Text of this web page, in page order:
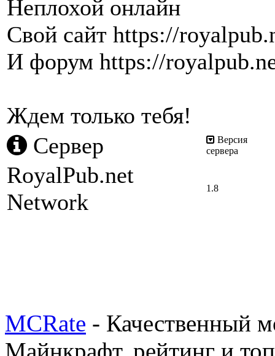
Неплохой онлайн
Свой сайт https://
И форум https://
Ждем только тебя!
Сервер
Версия
сервера
RoyalPub.net
Network
1.8
MCRate - Качественный